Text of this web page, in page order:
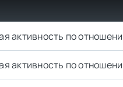
активность по
активность по